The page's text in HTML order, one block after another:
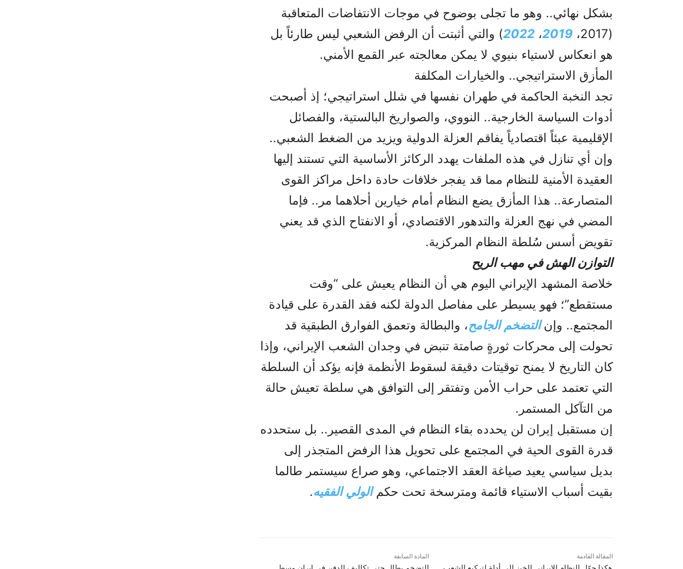
بشكل نهائي.. وهو ما تجلى بوضوح في موجات الانتفاضات المتعاقبة
(2017،
2019، 2022) والتي أثبتت أن الرفض الشعبي ليس طارئاً بل
هو انعكاس لاستياء بنيوي لا يمكن معالجته عبر القمع الأمني.
المأزق الاستراتيجي.. والخيارات المكلفة
تجد النخبة الحاكمة في طهران نفسها في شلل استراتيجي؛ إذ أصبحت
أدوات السياسة الخارجية.. النووي، والصواريخ البالستية، والفصائل
الإقليمية عبئاً اقتصادياً يفاقم العزلة الدولية ويزيد من الضغط الشعبي..
وإن أي تنازل في هذه الملفات يهدد الركائز الأساسية التي تستند إليها
العقيدة الأمنية للنظام مما قد يفجر خلافات حادة داخل مراكز القوى
المتصارعة.. هذا المأزق يضع النظام أمام خيارين أحلاهما مر.. فإما
المضي في نهج العزلة والتدهور الاقتصادي، أو الانفتاح الذي قد يعني
تقويض أسس سُلطة النظام المركزية.
التوازن الهش في مهب الريح
خلاصة المشهد الإيراني اليوم هي أن النظام يعيش على “وقت
مستقطع”؛ فهو يسيطر على مفاصل الدولة لكنه فقد القدرة على قيادة
المجتمع.. وإنالتضخم الجامح، والبطالة وتعمق الفوارق الطبقية قد
تحولت إلى محركات ثورةٍ صامتة تنبض في وجدان الشعب الإيراني، وإذا
كان التاريخ لا يمنح توقيتات دقيقة لسقوط الأنظمة فإنه يؤكد أن السلطة
التي تعتمد على حراب الأمن وتفتقر إلى التوافق هي سلطة تعيش حالة
من التآكل المستمر.
إن مستقبل إيران لن يحدده بقاء النظام في المدى القصير.. بل ستحدده
قدرة القوى الحية في المجتمع على تحويل هذا الرفض المتجذر إلى
بديل سياسي يعيد صياغة العقد الاجتماعي، وهو صراع سيستمر طالما
بقيت أسباب الاستياء قائمة ومترسخة تحت حكمالولي الفقيه.
المادة السابقة المقالة القادمة